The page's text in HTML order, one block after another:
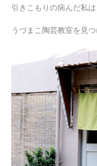
引きこもりの病んだ私は
うづまこ陶芸教室を見つ